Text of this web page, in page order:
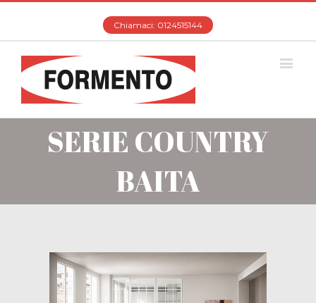
Chiamaci: 0124515144
SERIE COUNTRY
BAITA